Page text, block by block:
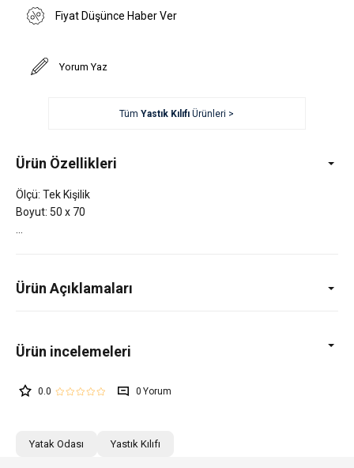
Fiyat Düşünce Haber Ver
Yorum Yaz
TümYastık Kılıfı Ürünleri >
Ürün Özellikleri
Ölçü: Tek Kişilik
Boyut: 50 x 70
Ürün Açıklamaları
0.0 0
Yatak Odası Yastık Kılıfı